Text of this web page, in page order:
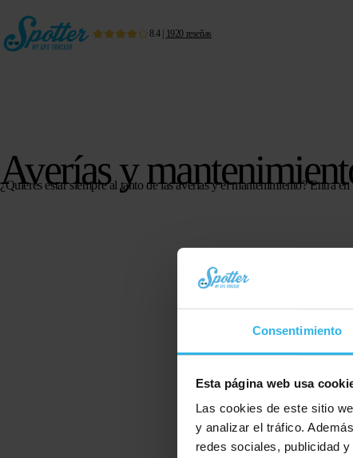
Consentimiento
Esta página web usa
Las cookies de este sitio
y analizar el tráfico.
redes sociales, publicidad
8.4| 1920 reseñas
Averías y
¿Quieres estar siempre al tanto de las averías y el mantenimiento? Entra